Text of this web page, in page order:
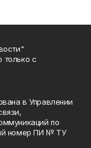
только с
в Управлении
по
номер ПИ № ТУ